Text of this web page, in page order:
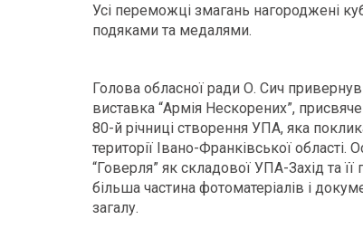
Усі переможці змагань нагороджені
подяками та медалями.
Голова обласної ради О. Сич привернув
виставка “Армія Нескорених”,
80-й річниці створення УПА, яка
території Івано-Франківської
“Говерля” як складової УПА-Захід та
більша частина фотоматеріалів і
загалу.